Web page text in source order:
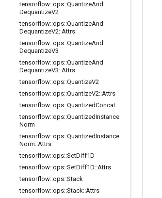
tensorflow::ops::QuantizeAnd
DequantizeV2
tensorflow::ops::QuantizeAnd
DequantizeV2::Attrs
tensorflow::ops::QuantizeAnd
DequantizeV3
tensorflow::ops::QuantizeAnd
DequantizeV3::Attrs
tensorflow::ops::QuantizeV2
tensorflow::ops::QuantizeV2::Attrs
tensorflow::ops::QuantizedConcat
tensorflow::ops::QuantizedInstance
Norm
tensorflow::ops::QuantizedInstance
Norm::Attrs
tensorflow::ops::SetDiff1D
tensorflow::ops::SetDiff1D::Attrs
tensorflow::ops::Stack
tensorflow::ops::Stack::Attrs